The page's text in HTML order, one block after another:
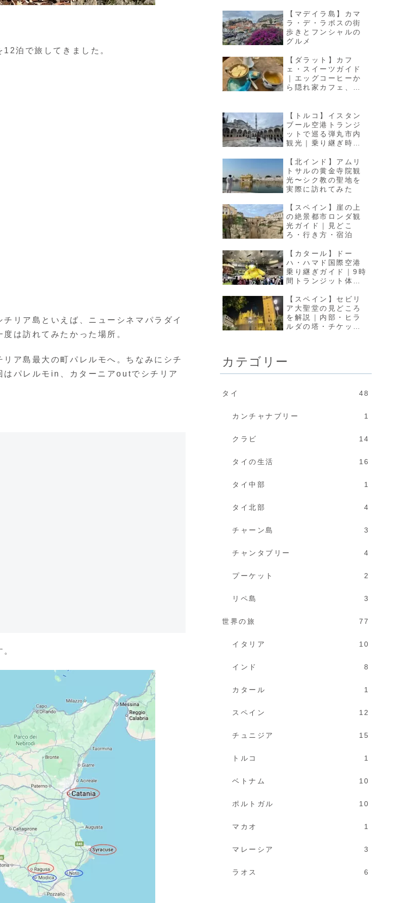
泊で旅してきました。
リア島といえば、ニューシネマパラダイ
は訪れてみたかった場所。
リア島最大の町パレルモへ。ちなみにシチ
はパレルモin、カターニアoutでシチリア
【マデイラ島】カマ
ラ・デ・ラボスの街
歩きとフンシャルの
グルメ
【ダラット】カフ
ェ・スイーツガイド
｜エッグコーヒーか
ら隠れ家カフェ、チ
【トルコ】イスタン
ブール空港トランジ
ットで巡る弾丸市内
観光｜乗り継ぎ時間
【北インド】アムリ
トサルの黄金寺院観
光〜シク教の聖地を
実際に訪れてみた
【スペイン】崖の上
の絶景都市ロンダ観
光ガイド｜見どこ
ろ・行き方・宿泊
【カタール】ドー
ハ・ハマド国際空港
乗り継ぎガイド｜9時
間トランジット体験
【スペイン】セビリ
ア大聖堂の見どころ
を解説｜内部・ヒラ
ルダの塔・チケット
カテゴリー
タイ 48
カンチャナブリー 1
クラビ 14
タイの生活 16
タイ中部 1
タイ北部 4
チャーン島 3
チャンタブリー 4
プーケット 2
リペ島 3
世界の旅 77
イタリア 10
インド 8
カタール 1
スペイン 12
チュニジア 15
トルコ 1
ベトナム 10
ポルトガル 10
マカオ 1
マレーシア 3
ラオス 6